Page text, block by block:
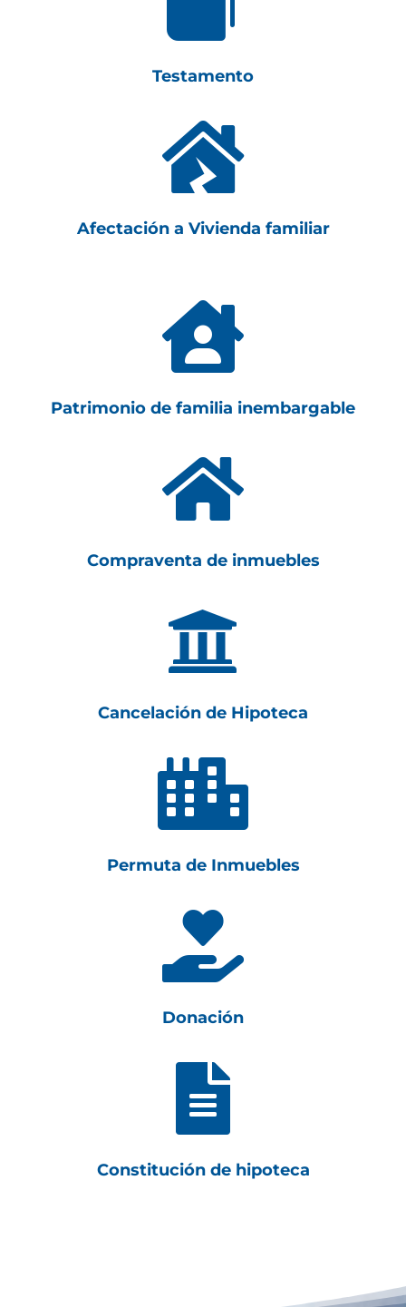
Testamento

Afectación a Vivienda familiar

Patrimonio de familia inembargable

Compraventa de inmuebles

Cancelación de Hipoteca

Permuta de Inmuebles

Donación

Constitución de hipoteca